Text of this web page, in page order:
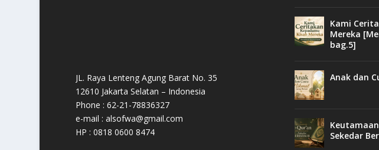
JL. Raya Lenteng Agung Barat No. 35
12610 Jakarta Selatan – Indonesia
Phone : 62-21-78836327
e-mail : alsofwa@gmail.com
HP : 0818 0600 8474
Kami
Mereka
bag.5]
Anak dan
Sekedar